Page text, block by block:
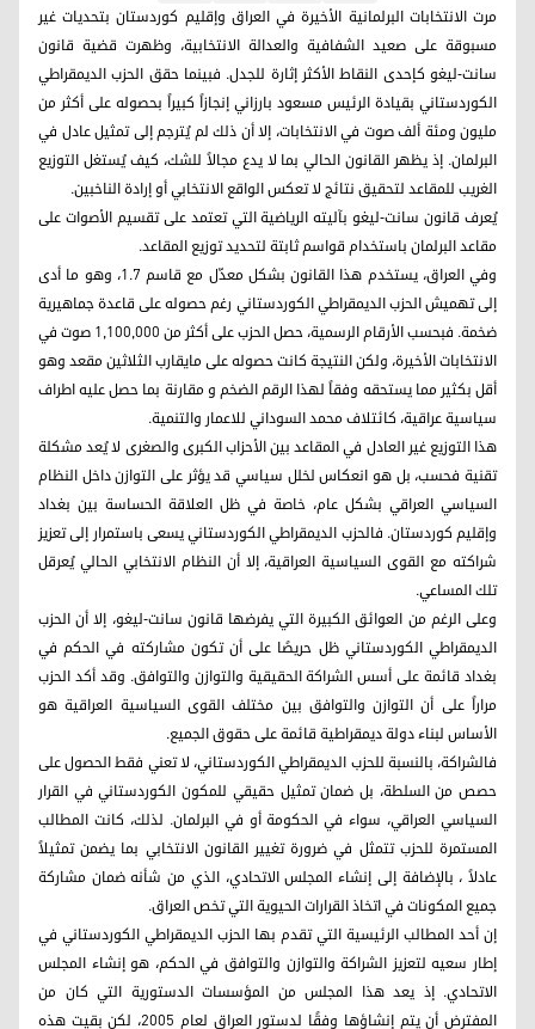
مرت الانتخابات البرلمانية الأخيرة في العراق وإقليم كوردستان بتحديات غير
مسبوقة على صعيد الشفافية والعدالة الانتخابية، وظهرت قضية قانون
سانت‑ليغو كإحدى النقاط الأكثر إثارة للجدل. فبينما حقق الحزب الديمقراطي
الكوردستاني بقيادة الرئیس مسعود بارزاني إنجازاً كبيراً بحصوله على أكثر من
مليون ومئة ألف صوت في الانتخابات، إلا أن ذلك لم يُترجم إلى تمثيل عادل في
البرلمان. إذ يظهر القانون الحالي بما لا يدع مجالاً للشك، كيف يُستغل التوزيع
الغريب للمقاعد لتحقيق نتائج لا تعكس الواقع الانتخابي أو إرادة الناخبين.
يُعرف قانون سانت‑ليغو بآليته الرياضية التي تعتمد على تقسيم الأصوات على
مقاعد البرلمان باستخدام قواسم ثابتة لتحديد توزيع المقاعد.
وفي العراق، يستخدم هذا القانون بشكل معدّل مع قاسم 1.7، وهو ما أدى
إلى تهميش الحزب الديمقراطي الكوردستاني رغم حصوله على قاعدة جماهيرية
ضخمة. فبحسب الأرقام الرسمية، حصل الحزب على أكثر من 1,100,000 صوت في
الانتخابات الأخيرة، ولكن النتيجة كانت حصوله على مایقارب الثلاثین مقعد وهو
أقل بكثير مما يستحقه وفقاً لهذا الرقم الضخم و مقارنة بما حصل علیه اطراف
سياسية عراقية، کائتلاف محمد السوداني للاعمار والتنمية.
هذا التوزيع غير العادل في المقاعد بين الأحزاب الكبرى والصغرى لا يُعد مشكلة
تقنية فحسب، بل هو انعكاس لخلل سياسي قد يؤثر على التوازن داخل النظام
السياسي العراقي بشكل عام، خاصة في ظل العلاقة الحساسة بين بغداد
وإقليم كوردستان. فالحزب الديمقراطي الكوردستاني يسعى باستمرار إلى تعزيز
شراكته مع القوى السياسية العراقية، إلا أن النظام الانتخابي الحالي يُعرقل
تلك المساعي.
وعلى الرغم من العوائق الكبيرة التي يفرضها قانون سانت‑ليغو، إلا أن الحزب
الديمقراطي الكوردستاني ظل حريصًا على أن تكون مشاركته في الحكم في
بغداد قائمة على أسس الشراكة الحقيقية والتوازن والتوافق. وقد أكد الحزب
مراراً على أن التوازن والتوافق بين مختلف القوى السياسية العراقية هو
الأساس لبناء دولة ديمقراطية قائمة على حقوق الجميع.
فالشراكة، بالنسبة للحزب الدیمقراطي الکوردستاني، لا تعني فقط الحصول على
حصص من السلطة، بل ضمان تمثيل حقيقي للمكون الكوردستاني في القرار
السياسي العراقي، سواء في الحكومة أو في البرلمان. لذلك، كانت المطالب
المستمرة للحزب تتمثل في ضرورة تغيير القانون الانتخابي بما يضمن تمثيلاً
عادلاً ، بالإضافة إلى إنشاء المجلس الاتحادي، الذي من شأنه ضمان مشاركة
جميع المكونات في اتخاذ القرارات الحيوية التي تخص العراق.
إن أحد المطالب الرئيسية التي تقدم بها الحزب الديمقراطي الكوردستاني في
إطار سعيه لتعزيز الشراكة والتوازن والتوافق في الحكم، هو إنشاء المجلس
الاتحادي. إذ يعد هذا المجلس من المؤسسات الدستورية التي كان من
المفترض أن يتم إنشاؤها وفقًا لدستور العراق لعام 2005، لكن بقيت هذه